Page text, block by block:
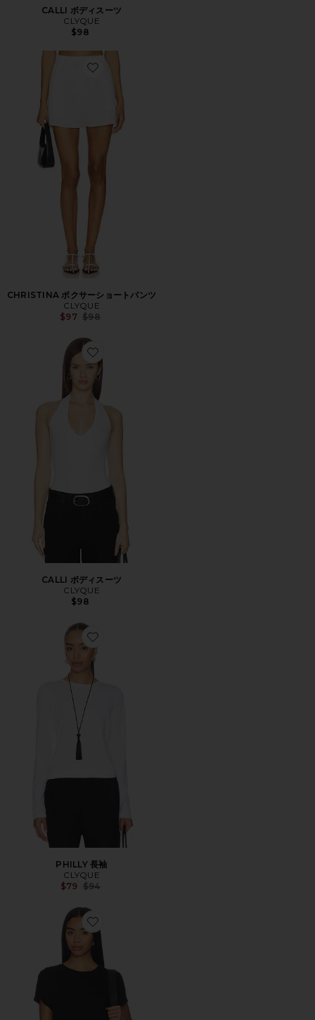
CALLI ボディスーツ
CLYQUE
$98
Favorite CHRISTINA ボクサーショートパンツ
CHRISTINA ボクサーショートパンツ
CLYQUE
$97 Previous price:
$98
Favorite CALLI ボディスーツ
CALLI ボディスーツ
CLYQUE
$98
Favorite PHILLY 長袖
PHILLY 長袖
CLYQUE
$79 Previous price:
$94
Favorite TEZZA Tシャツ